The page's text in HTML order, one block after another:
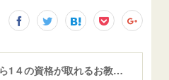
初心者から1４の資格が取れるお教室「Presents」東京自宅サロン＆オンライン